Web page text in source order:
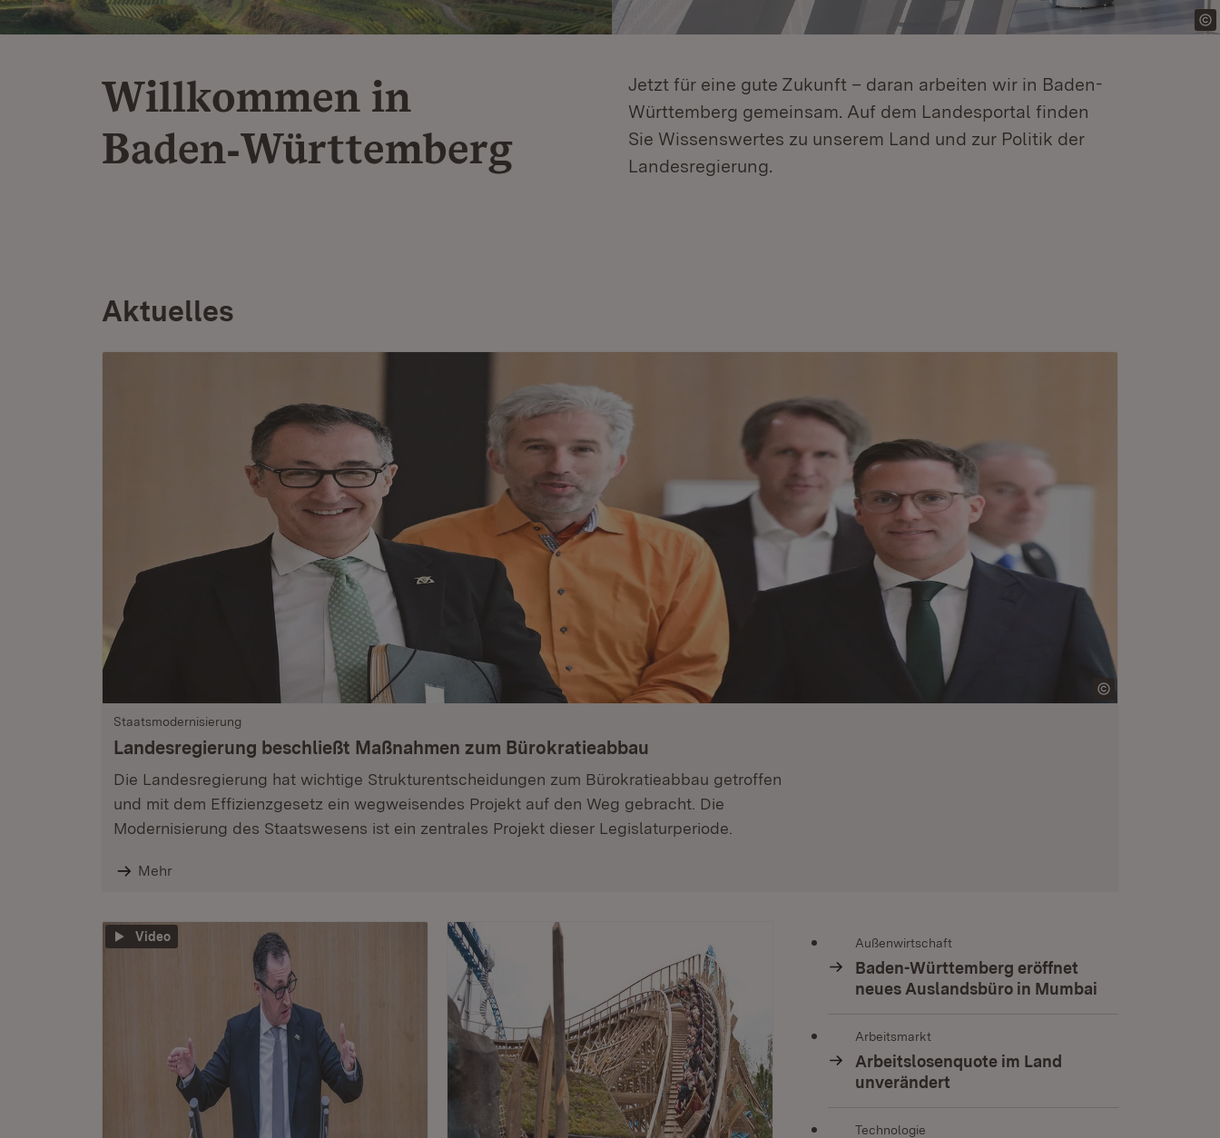
Willkommen in
Baden‑Württemberg
Jetzt für eine gute Zukunft – daran arbeiten wir in Baden-
Württemberg gemeinsam. Auf dem Landesportal finden
Sie Wissenswertes zu unserem Land und zur Politik der
Landesregierung.
Aktuelles
Staatsmodernisierung
Landesregierung beschließt Maßnahmen zum Bürokratieabbau
Die Landesregierung hat wichtige Strukturentscheidungen zum Bürokratieabbau getroffen
und mit dem Effizienzgesetz ein wegweisendes Projekt auf den Weg gebracht. Die
Modernisierung des Staatswesens ist ein zentrales Projekt dieser Legislaturperiode.
Mehr
Video Außenwirtschaft
Baden-Württemberg eröffnet
neues Auslandsbüro in Mumbai
Arbeitsmarkt
Arbeitslosenquote im Land
unverändert
Technologie